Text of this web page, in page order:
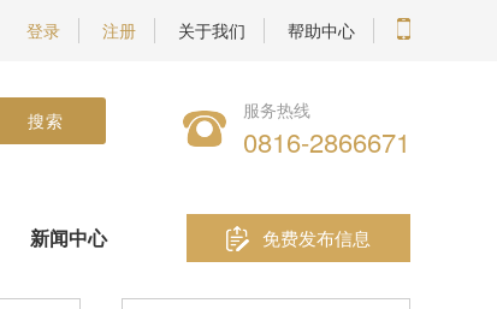
登录 注册 关于我们 帮助中心
服务热线
0816-2866671
新闻中心 免费发布信息